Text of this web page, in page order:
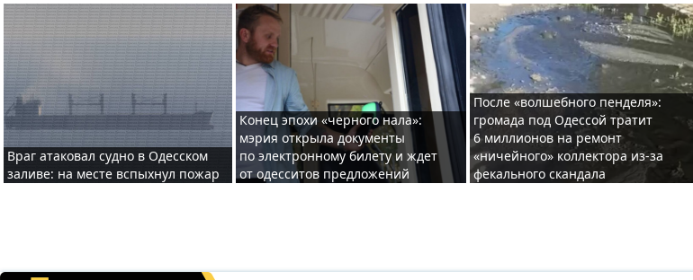
Враг атаковал судно в Одесском
заливе: на месте вспыхнул пожар
Конец эпохи «черного нала»:
мэрия открыла документы
по электронному билету и ждет
от одесситов предложений
После «волшебного пенделя»:
громада под Одессой тратит
6 миллионов на ремонт
«ничейного» коллектора из-за
фекального скандала